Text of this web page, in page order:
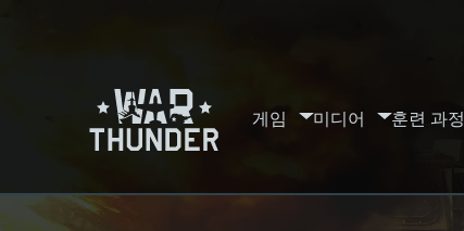
게임 미디어 훈련 과정